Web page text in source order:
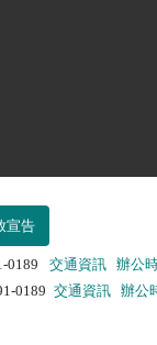
宣告
0189 交通資訊
辦公
0189 交通資訊 辦公